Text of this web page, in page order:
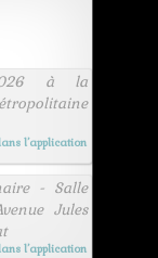
à la
l’application
- Salle
Jules
l’application